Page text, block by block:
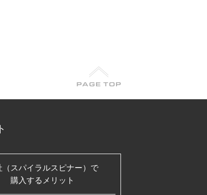
（スパイラルスピナー）で
購入するメリット